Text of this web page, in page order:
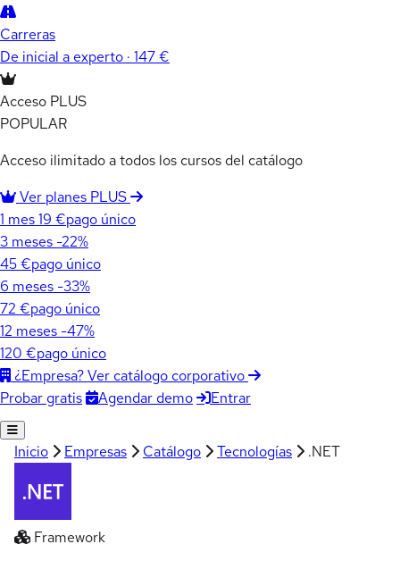
Carreras
De inicial a experto · 147 €
Acceso PLUS
POPULAR
Acceso ilimitado a todos los cursos del catálogo
Ver planes PLUS
1 mes19 €pago único
3 meses -22%
45 €pago único
6 meses -33%
72 €pago único
12 meses -47%
120 €pago único
¿Empresa? Ver catálogo corporativo
Probar gratis
Agendar demo Entrar
Inicio Empresas Catálogo Tecnologías .NET
Framework